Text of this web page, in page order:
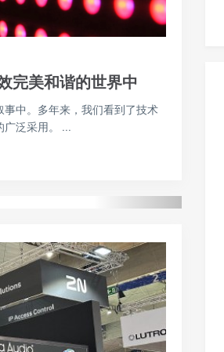
完美和谐的世界中
中。多年来，我们看到了技术
广泛采用。 ...